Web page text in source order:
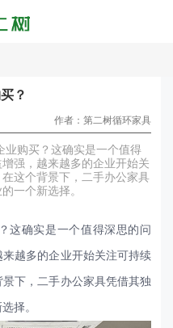
？
作者：第二树循环家具
业购买？这确实是一个值得
强，越来越多的企业开始关
这个背景下，二手办公家具
一个新选择。
这确实是一个值得深思的问
越多的企业开始关注可持续
下，二手办公家具凭借其独
择。